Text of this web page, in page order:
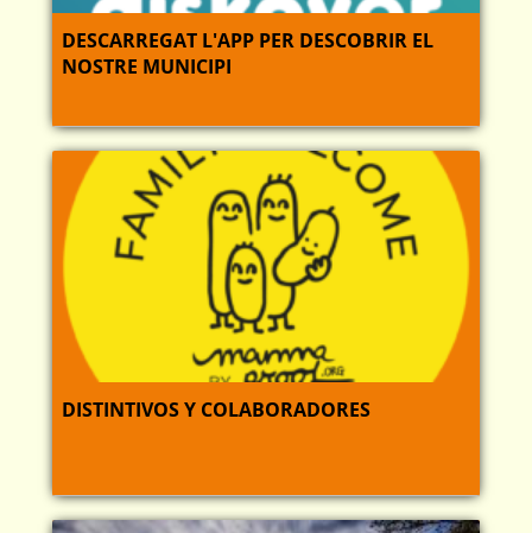
DESCARREGAT L'APP PER DESCOBRIR EL
NOSTRE MUNICIPI
DISTINTIVOS Y COLABORADORES